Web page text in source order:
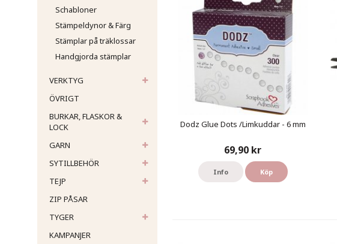
Schabloner
Stämpeldynor & Färg
Stämplar på träklossar
Handgjorda stämplar
VERKTYG
ÖVRIGT
BURKAR, FLASKOR &
LOCK
GARN
SYTILLBEHÖR
TEJP
ZIP PÅSAR
TYGER
KAMPANJER
Dodz Glue Dots /Limkuddar - 6 mm
69,90 kr
Info Köp